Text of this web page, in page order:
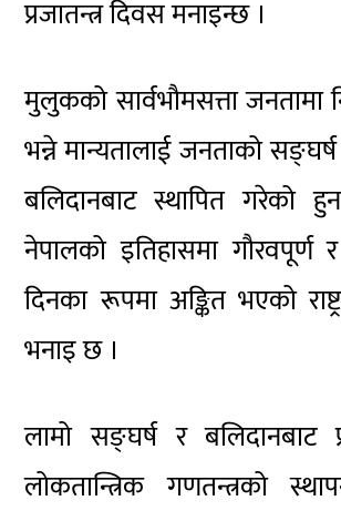
प्रजातन्त्र दिवस मनाइन्छ ।
मुलुकको सार्वभौमसत्ता जनतामा
भन्ने मान्यतालाई जनताको
बलिदानबाट स्थापित गरेको
नेपालको इतिहासमा गौरवपूर्ण
दिनका रूपमा अङ्कित भएको
भनाइ छ ।
लामो सङ्घर्ष र बलिदानबाट
लोकतान्त्रिक गणतन्त्रको